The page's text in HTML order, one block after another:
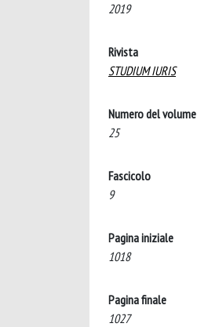
2019
Rivista
STUDIUM IURIS
Numero del volume
25
Fascicolo
9
Pagina iniziale
1018
Pagina finale
1027